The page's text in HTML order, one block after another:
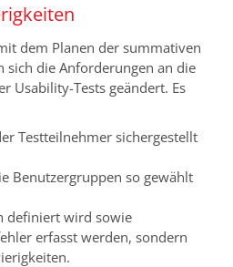
dem Planen der summativen
sich die Anforderungen an die
Usability-Tests geändert. Es
Testteilnehmer sichergestellt
Benutzergruppen so gewählt
definiert wird sowie
erfasst werden, sondern